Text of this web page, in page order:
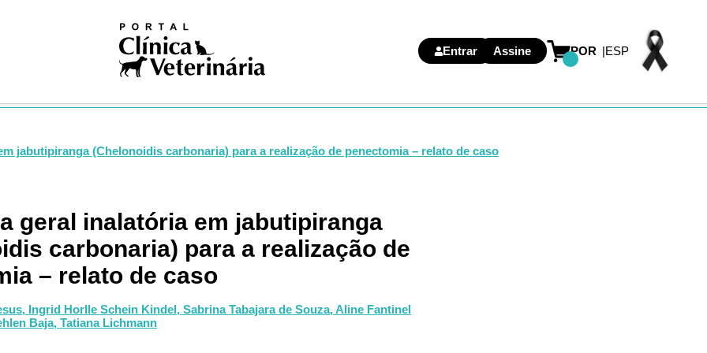
Entrar Assine POR ESP
jabutipiranga (Chelonoidis carbonaria) para a realização de penectomia – relato de caso
geral inalatória em jabutipiranga
carbonaria) para a realização de
– relato de caso
Ingrid Horlle Schein Kindel, Sabrina Tabajara de Souza,Aline Fantinel
Baja, Tatiana Lichmann